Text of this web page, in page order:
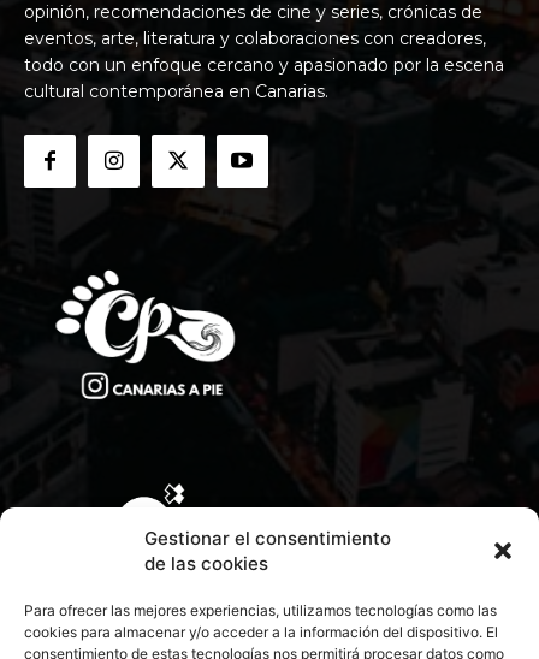
Gestionar el consentimiento
de las cookies
Para ofrecer las mejores experiencias, utilizamos tecnologías como las
cookies para almacenar y/o acceder a la información del dispositivo. El
consentimiento de estas tecnologías nos permitirá procesar datos como
opinión, recomendaciones de cine y series, crónicas de
eventos, arte, literatura y colaboraciones con creadores,
todo con un enfoque cercano y apasionado por la escena
cultural contemporánea en Canarias.